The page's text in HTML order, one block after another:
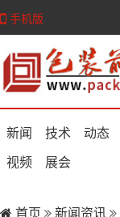
手机版
新闻 技术
动态
视频
展会
首页 新闻资讯